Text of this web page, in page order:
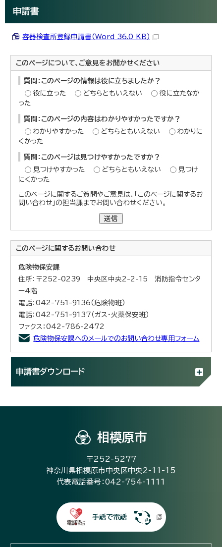
申請書
容器検査所登録申請書（Word 36.0 KB）
このページについて、ご意見をお聞かせください
質問：このページの情報は役に立ちましたか？
役に立った
どちらともいえない
役に立たなか
った
質問：このページの内容はわかりやすかったですか？
わかりやすかった
どちらともいえない
わかりに
くかった
質問：このページは見つけやすかったですか？
見つけやすかった
どちらともいえない
見つけ
にくかった
このページに関するご質問やご意見は、「このページに関するお
問い合わせ」の担当課までお問い合わせください。
送信
このページに関するお問い合わせ
危険物保安課
住所：〒252-0239 中央区中央2-2-15 消防指令センタ
ー4階
電話：042-751-9136（危険物班）
電話：042-751-9137（ガス・火薬保安班）
ファクス：042-786-2472
危険物保安課へのメールでのお問い合わせ専用フォーム
申請書ダウンロード
相模原市
〒252-5277
神奈川県相模原市中央区中央2-11-15
代表電話番号：042-754-1111
手話で電話